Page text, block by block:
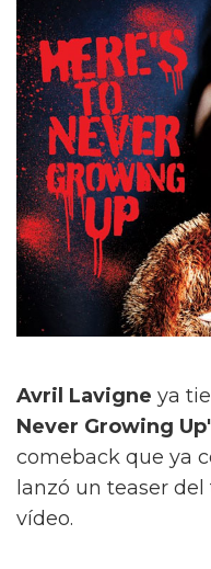
Avril Lavigne ya
Never Growing Up'
comeback que ya
lanzó un teaser
vídeo.